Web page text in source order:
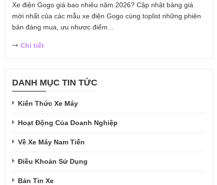
Xe điện Gogo giá bao nhiêu năm 2026? Cập nhật bảng giá
mới nhất của các mẫu xe điện Gogo cùng toplist những phiên
bản đáng mua, ưu nhược điểm...
Chi tiết
DANH MỤC TIN TỨC
Kiến Thức Xe Máy
Hoạt Động Của Doanh Nghiệp
Về Xe Máy Nam Tiến
Điều Khoản Sử Dụng
Bản Tin Xe